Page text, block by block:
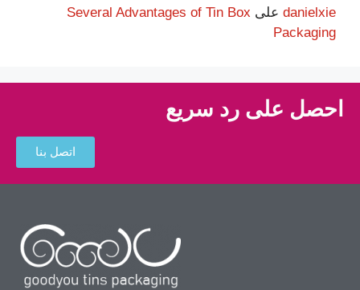
danielxie على Several Advantages of Tin Box
Packaging
احصل على رد سريع
اتصل بنا